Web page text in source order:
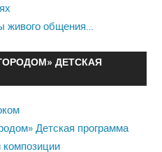
живого общения…
ДЕТСКАЯ
Детская программа